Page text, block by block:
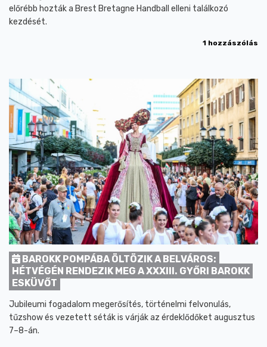
előrébb hozták a Brest Bretagne Handball elleni találkozó
kezdését.
1 hozzászólás
BAROKK POMPÁBA ÖLTÖZIK A BELVÁROS:
HÉTVÉGÉN RENDEZIK MEG A XXXIII. GYŐRI BAROKK
ESKÜVŐT
Jubileumi fogadalom megerősítés, történelmi felvonulás,
tűzshow és vezetett séták is várják az érdeklődőket augusztus
7–8-án.